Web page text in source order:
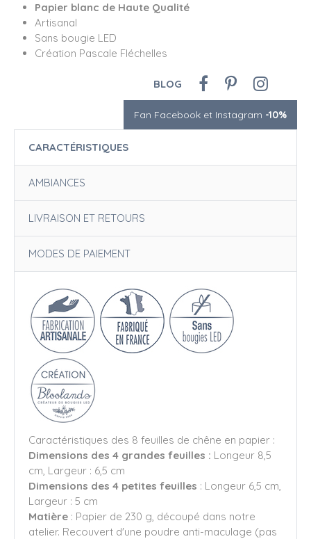
Papier blanc de Haute Qualité
Artisanal
Sans bougie LED
Création Pascale Fléchelles
BLOG
Fan Facebook et Instagram -10%
CARACTÉRISTIQUES
AMBIANCES
LIVRAISON ET RETOURS
MODES DE PAIEMENT
Caractéristiques des 8 feuilles de chêne en papier :
Dimensions des 4 grandes feuilles : Longeur 8,5
cm, Largeur : 6,5 cm
Dimensions des 4 petites feuilles : Longeur 6,5 cm,
Largeur : 5 cm
Matière : Papier de 230 g, découpé dans notre
atelier. Recouvert d'une poudre anti-maculage (pas